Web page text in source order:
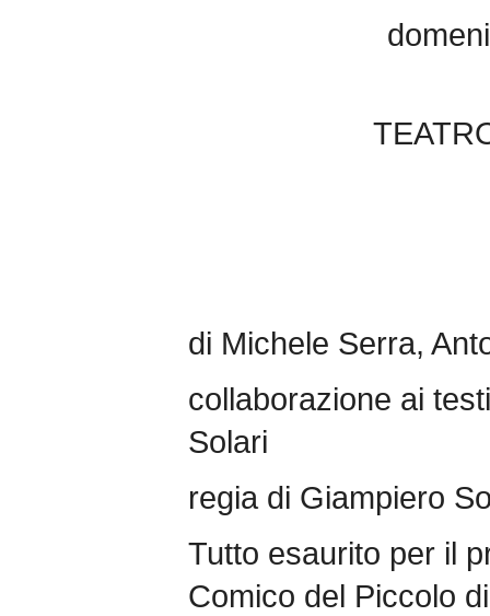
di Michele Serra,
collaborazione ai
Solari
regia di Giampiero
Tutto esaurito per il
Comico del Piccolo